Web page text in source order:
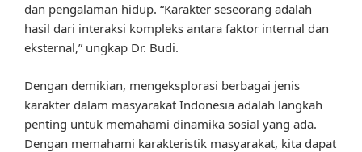
dan pengalaman hidup. “Karakter seseorang adalah
hasil dari interaksi kompleks antara faktor internal dan
eksternal,” ungkap Dr. Budi.
Dengan demikian, mengeksplorasi berbagai jenis
karakter dalam masyarakat Indonesia adalah langkah
penting untuk memahami dinamika sosial yang ada.
Dengan memahami karakteristik masyarakat, kita dapat